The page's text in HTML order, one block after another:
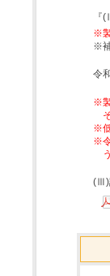
『
※
※
令
※
※
※
(Ⅲ)